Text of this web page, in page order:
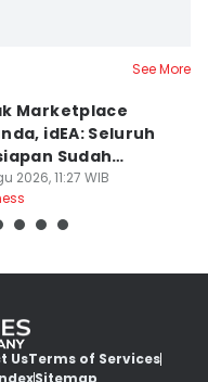
See More
Marketplace
idEA: Seluruh
Sudah
2026, 11:27 WIB
UsTerms of Services
Sitemap